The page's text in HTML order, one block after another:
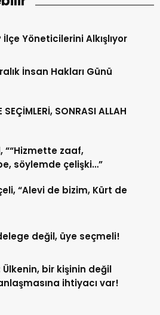
Yöneticilerini Alkışlıyor
İnsan Hakları Günü
SEÇİMLERİ, SONRASI ALLAH
““Hizmette zaaf,
söylemde çelişki…”
“Alevi de bizim, Kürt de
değil, üye seçmeli!
bir kişinin değil
ihtiyacı var!